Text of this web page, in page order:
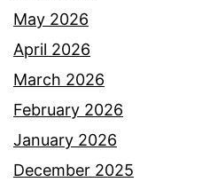
May 2026
April 2026
March 2026
February 2026
January 2026
December 2025